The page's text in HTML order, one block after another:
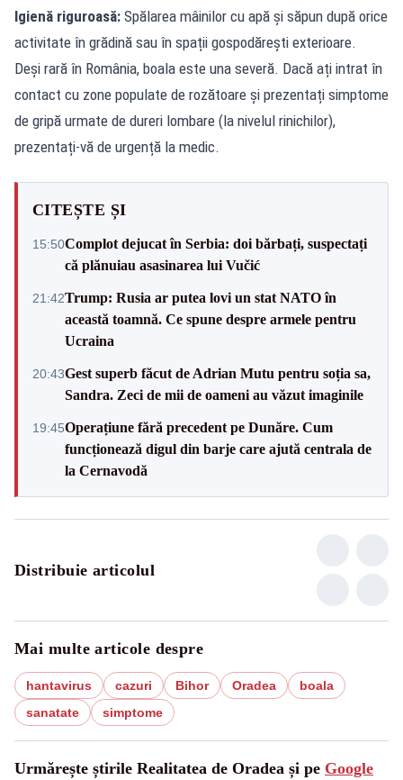
Igienă riguroasă: Spălarea mâinilor cu apă și săpun după orice
activitate în grădină sau în spații gospodărești exterioare.
Deși rară în România, boala este una severă. Dacă ați intrat în
contact cu zone populate de rozătoare și prezentați simptome
de gripă urmate de dureri lombare (la nivelul rinichilor),
prezentați-vă de urgență la medic.
CITEȘTE ȘI
15:50Complot dejucat în Serbia: doi bărbați, suspectați
că plănuiau asasinarea lui Vučić
21:42Trump: Rusia ar putea lovi un stat NATO în
această toamnă. Ce spune despre armele pentru
Ucraina
20:43Gest superb făcut de Adrian Mutu pentru soția sa,
Sandra. Zeci de mii de oameni au văzut imaginile
19:45Operațiune fără precedent pe Dunăre. Cum
funcționează digul din barje care ajută centrala de
la Cernavodă
Distribuie articolul
Mai multe articole despre
hantavirus cazuri Bihor Oradea
boala
sanatate
simptome
Urmărește știrile Realitatea de Oradea și pe Google